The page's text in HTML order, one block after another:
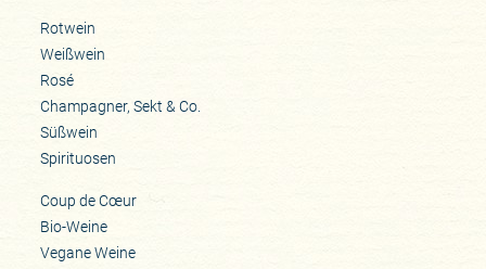
Rotwein
Weißwein
Rosé
Champagner, Sekt & Co.
Süßwein
Spirituosen
Coup de Cœur
Bio-Weine
Vegane Weine